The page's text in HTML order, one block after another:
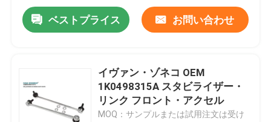
ベストプライス お問い合わせ
イヴァン・ゾネコ OEM
1K0498315A スタビライザー・
リンク フロント・アクセル
MOQ：サンプルまたは試用注文は受け